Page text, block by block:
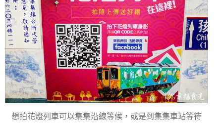
想拍花燈列車可以集集沿線等候，或是到集集車站等待